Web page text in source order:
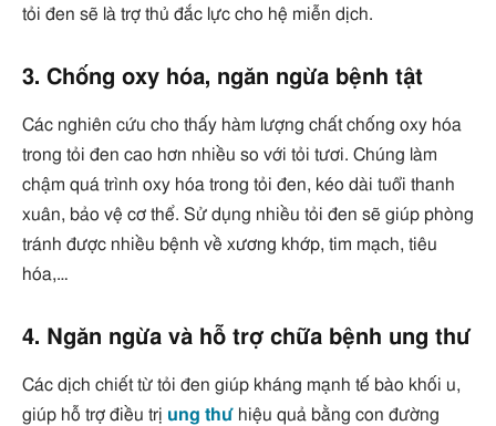
tỏi đen sẽ là trợ thủ đắc lực cho hệ miễn dịch.
3. Chống oxy hóa, ngăn ngừa bệnh tật
Các nghiên cứu cho thấy hàm lượng chất chống oxy hóa
trong tỏi đen cao hơn nhiều so với tỏi tươi. Chúng làm
chậm quá trình oxy hóa trong tỏi đen, kéo dài tuổi thanh
xuân, bảo vệ cơ thể. Sử dụng nhiều tỏi đen sẽ giúp phòng
tránh được nhiều bệnh về xương khớp, tim mạch, tiêu
hóa,…
4. Ngăn ngừa và hỗ trợ chữa bệnh ung thư
Các dịch chiết từ tỏi đen giúp kháng mạnh tế bào khối u,
giúp hỗ trợ điều trị ung thư hiệu quả bằng con đường